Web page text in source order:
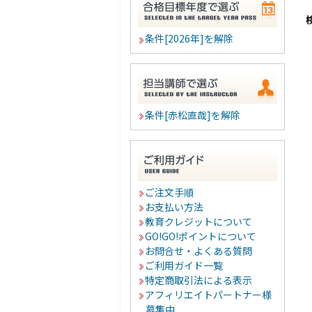
条件[2026年]を解除
条件[赤松直哉]を解除
ご注文手順
お支払い方法
教育クレジットについて
GO!GO!ポイントについて
お問合せ・よくある質問
ご利用ガイド一覧
特定商取引法による表示
アフィリエイトパートナー様
募集中